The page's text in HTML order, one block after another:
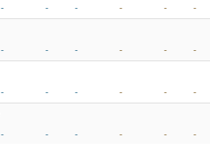
- - - - -
-
- - - - -
-
- - - - -
-
- - - - -
-